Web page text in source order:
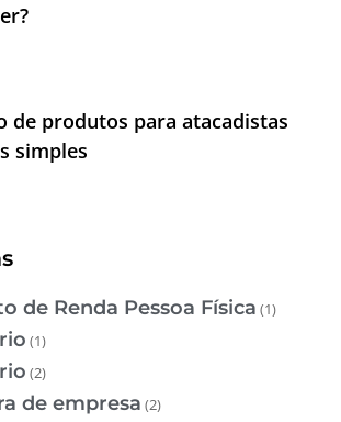
de produtos para atacadistas
simples
de Renda Pessoa Física (1)
(1)
(2)
de empresa (2)